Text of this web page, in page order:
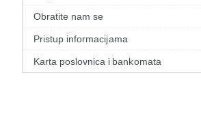
Obratite nam se
Pristup informacijama
Karta poslovnica i bankomata